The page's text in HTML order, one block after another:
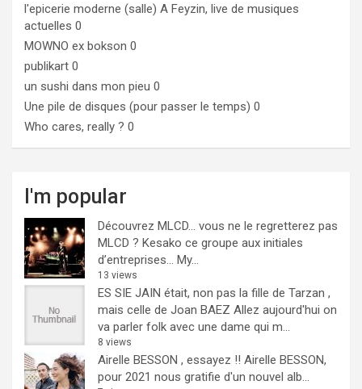
l'epicerie moderne (salle) A Feyzin, live de musiques
actuelles 0
MOWNO ex bokson 0
publikart 0
un sushi dans mon pieu 0
Une pile de disques (pour passer le temps) 0
Who cares, really ? 0
I'm popular
Découvrez MLCD… vous ne le regretterez pas
MLCD ? Kesako ce groupe aux initiales
d’entreprises… My...
13 views
ES SIE JAIN était, non pas la fille de Tarzan ,
mais celle de Joan BAEZ Allez aujourd'hui on
va parler folk avec une dame qui m...
8 views
Airelle BESSON , essayez !! Airelle BESSON,
pour 2021 nous gratifie d'un nouvel alb...